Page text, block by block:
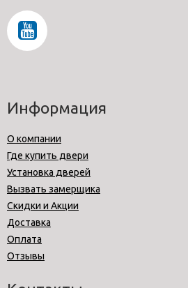
Информация
О компании
Где купить двери
Установка дверей
Вызвать замерщика
Скидки и Акции
Доставка
Оплата
Отзывы